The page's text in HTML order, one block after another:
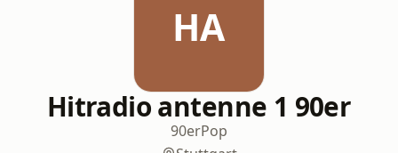
HA
Hitradio antenne 1 90er
90erPop